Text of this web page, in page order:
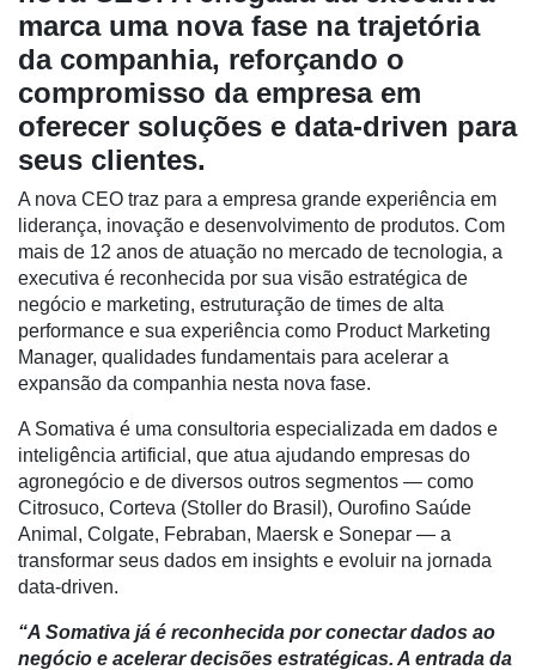
Cadastre-
se
Minha
conta
Notícias
Mercado
Troca
de
Cadeira
Artigos
Agenda
marca uma nova fase na trajetória
da companhia, reforçando o
compromisso da empresa em
oferecer soluções e data-driven para
seus clientes.
A nova CEO traz para a empresa grande experiência em
liderança, inovação e desenvolvimento de produtos. Com
mais de 12 anos de atuação no mercado de tecnologia, a
executiva é reconhecida por sua visão estratégica de
negócio e marketing, estruturação de times de alta
performance e sua experiência como Product Marketing
Manager, qualidades fundamentais para acelerar a
expansão da companhia nesta nova fase.
A Somativa é uma consultoria especializada em dados e
inteligência artificial, que atua ajudando empresas do
agronegócio e de diversos outros segmentos — como
Citrosuco, Corteva (Stoller do Brasil), Ourofino Saúde
Animal, Colgate, Febraban, Maersk e Sonepar — a
transformar seus dados em insights e evoluir na jornada
data-driven.
“A Somativa já é reconhecida por conectar dados ao
negócio e acelerar decisões estratégicas. A entrada da